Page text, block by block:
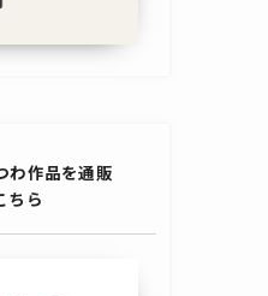
わ作品を通販
ちら